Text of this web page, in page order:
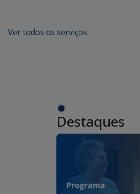
Ver todos os serviços
Destaques